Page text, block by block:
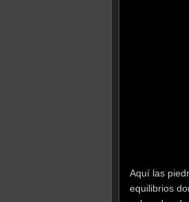
Aquí las
equilibrios